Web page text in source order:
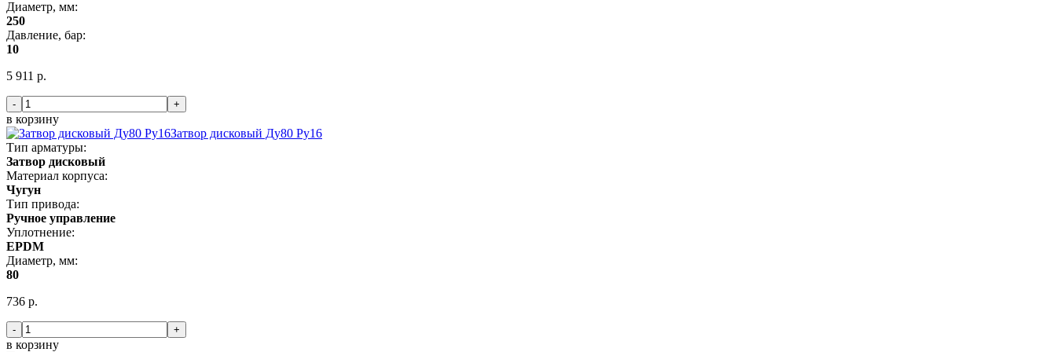
Диаметр, мм:
250
Давление, бар:
10
5 911 р.
- +
в корзину
Затвор дисковый Ду80 Ру16
Тип арматуры:
Затвор дисковый
Материал корпуса:
Чугун
Тип привода:
Ручное управление
Уплотнение:
EPDM
Диаметр, мм:
80
736 р.
- +
в корзину